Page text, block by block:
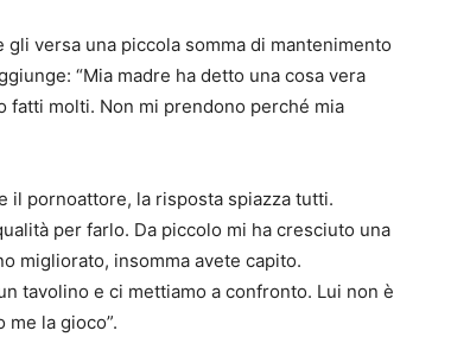
versa una piccola somma di mantenimento
“Mia madre ha detto una cosa vera
fatti molti. Non mi prendono perché mia
il pornoattore, la risposta spiazza tutti.
per farlo. Da piccolo mi ha cresciuto una
migliorato, insomma avete capito.
tavolino e ci mettiamo a confronto. Lui non è
la gioco”.